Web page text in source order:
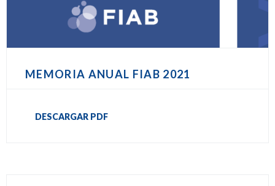
MEMORIA ANUAL FIAB 2021
DESCARGAR PDF